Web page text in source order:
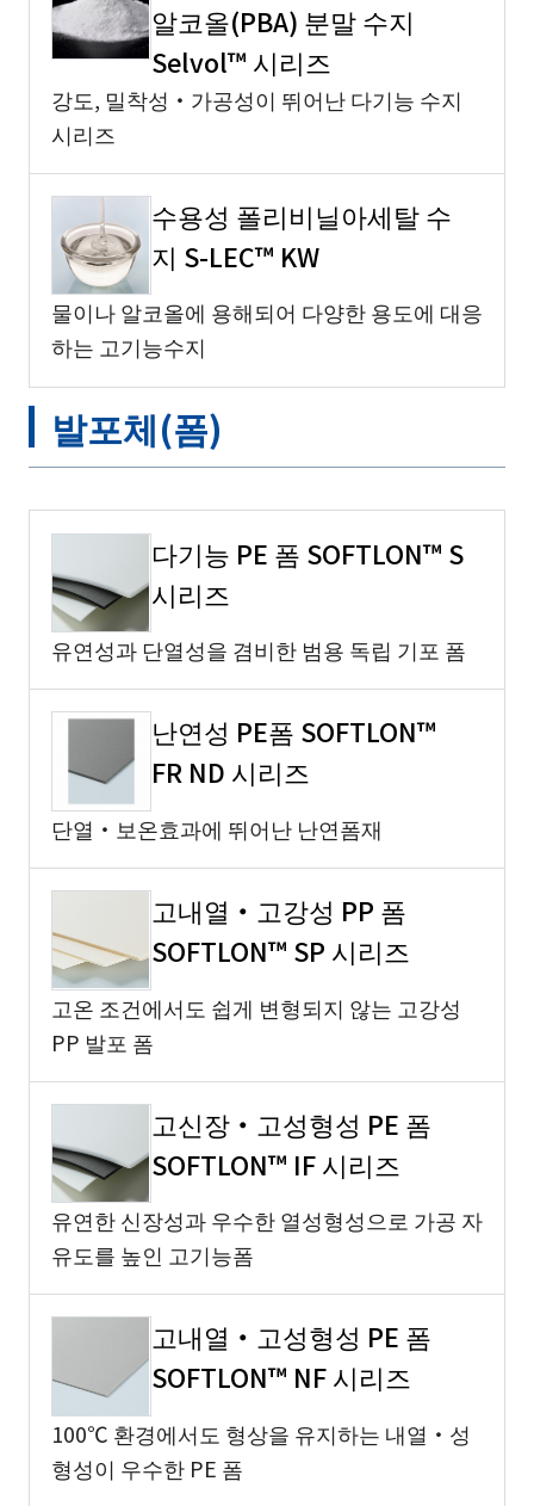
알코올(PBA) 분말 수지
Selvol™ 시리즈
강도, 밀착성・가공성이 뛰어난 다기능 수지
시리즈
수용성 폴리비닐아세탈 수
지 S-LEC™ KW
물이나 알코올에 용해되어 다양한 용도에 대응
하는 고기능수지
발포체(폼)
다기능 PE 폼 SOFTLON™ S
시리즈
유연성과 단열성을 겸비한 범용 독립 기포 폼
난연성 PE폼 SOFTLON™
FR ND 시리즈
단열・보온효과에 뛰어난 난연폼재
고내열・고강성 PP 폼
SOFTLON™ SP 시리즈
고온 조건에서도 쉽게 변형되지 않는 고강성
PP 발포 폼
고신장・고성형성 PE 폼
SOFTLON™ IF 시리즈
유연한 신장성과 우수한 열성형성으로 가공 자
유도를 높인 고기능폼
고내열・고성형성 PE 폼
SOFTLON™ NF 시리즈
100℃ 환경에서도 형상을 유지하는 내열・성
형성이 우수한 PE 폼